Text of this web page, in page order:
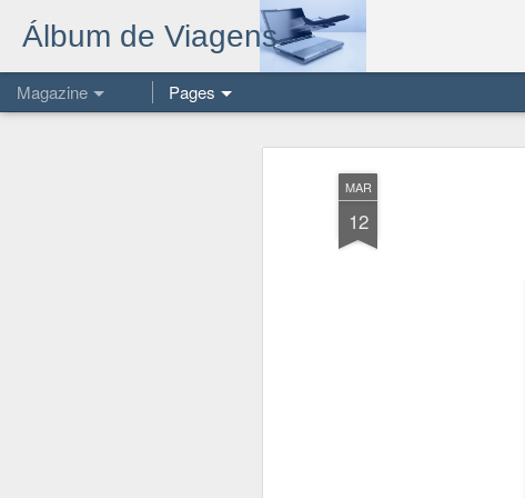
MAR
12
Álbum de Viagens
Magazine Pages